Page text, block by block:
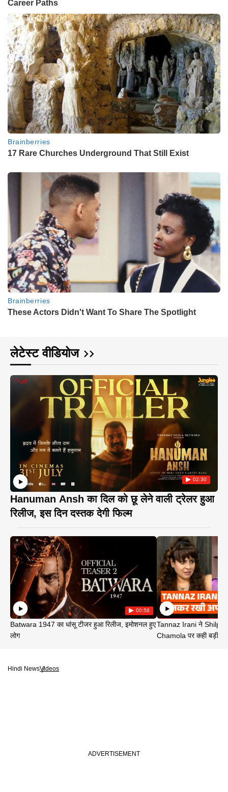
लेटेस्ट वीडियोज
02:30
Hanuman Ansh का दिल को छू लेने वाली ट्रेलर हुआ
रिलीज, इस दिन दस्तक देगी फिल्म
00:58
Batwara 1947 का धांसू टीजर हुआ रिलीज, इमोशनल हुए
लोग
Tannaz Irani ने
Chamola पर कही बड़ी
Hindi NewsVideos